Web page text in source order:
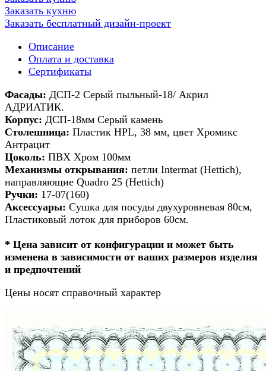
Заказать кухню
Заказать бесплатный дизайн-проект
Описание
Оплата и доставка
Сертификаты
Фасады: ДСП-2 Серый пыльный-18/ Акрил
АДРИАТИК.
Корпус: ДСП-18мм Серый камень
Столешница: Пластик HPL, 38 мм, цвет Хромикс
Антрацит
Цоколь: ПВХ Хром 100мм
Механизмы открывания: петли Intermat (Hettich),
направляющие Quadro 25 (Hettich)
Ручки: 17-07(160)
Аксессуары: Сушка для посуды двухуровневая 80см,
Пластиковый лоток для приборов 60см.
* Цена зависит от конфигурации и может быть
изменена в зависимости от ваших размеров изделия
и предпочтений
Цены носят справочный характер